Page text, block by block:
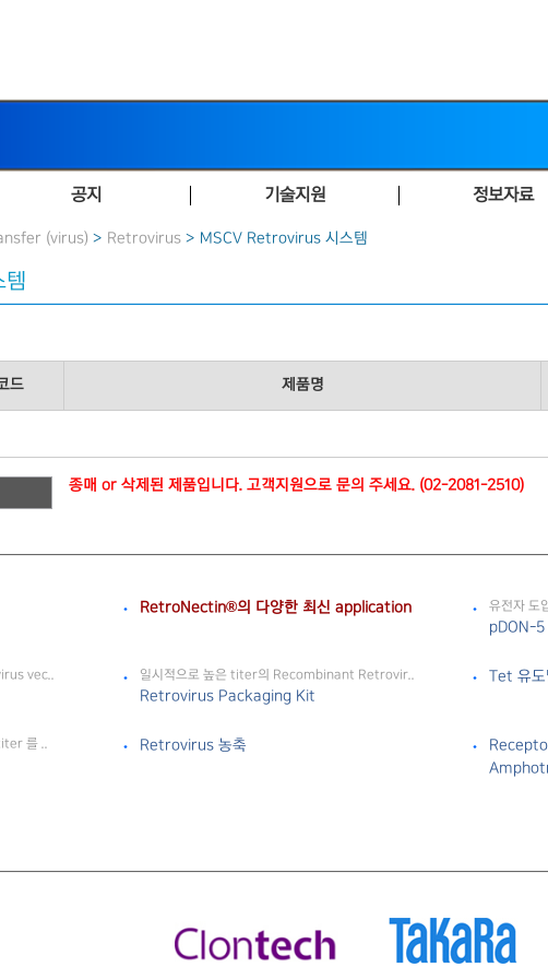
공지 기술지원 정보자료
(virus) > Retrovirus > MSCV Retrovirus 시스템
드 제품명
종매 or 삭제된 제품입니다. 고객지원으로 문의 주세요. (02-2081-2510)
RetroNectin®의 다양한 최신 application 유전자 도
pDON-5
vec.. 일시적으로 높은 titer의 Recombinant Retrovir..
Retrovirus Packaging Kit
Tet 유
를 .. Retrovirus 농축